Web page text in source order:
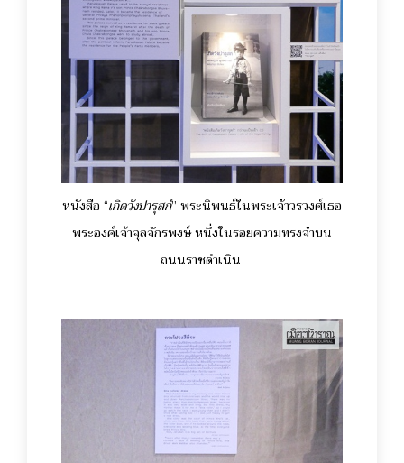
หนังสือ “เกิดวังปารุสก์” พระนิพนธ์ในพระเจ้าวรวงศ์เธอ
พระองค์เจ้าจุลจักรพงษ์ หนึ่งในรอยความทรงจำบน
ถนนราชดำเนิน